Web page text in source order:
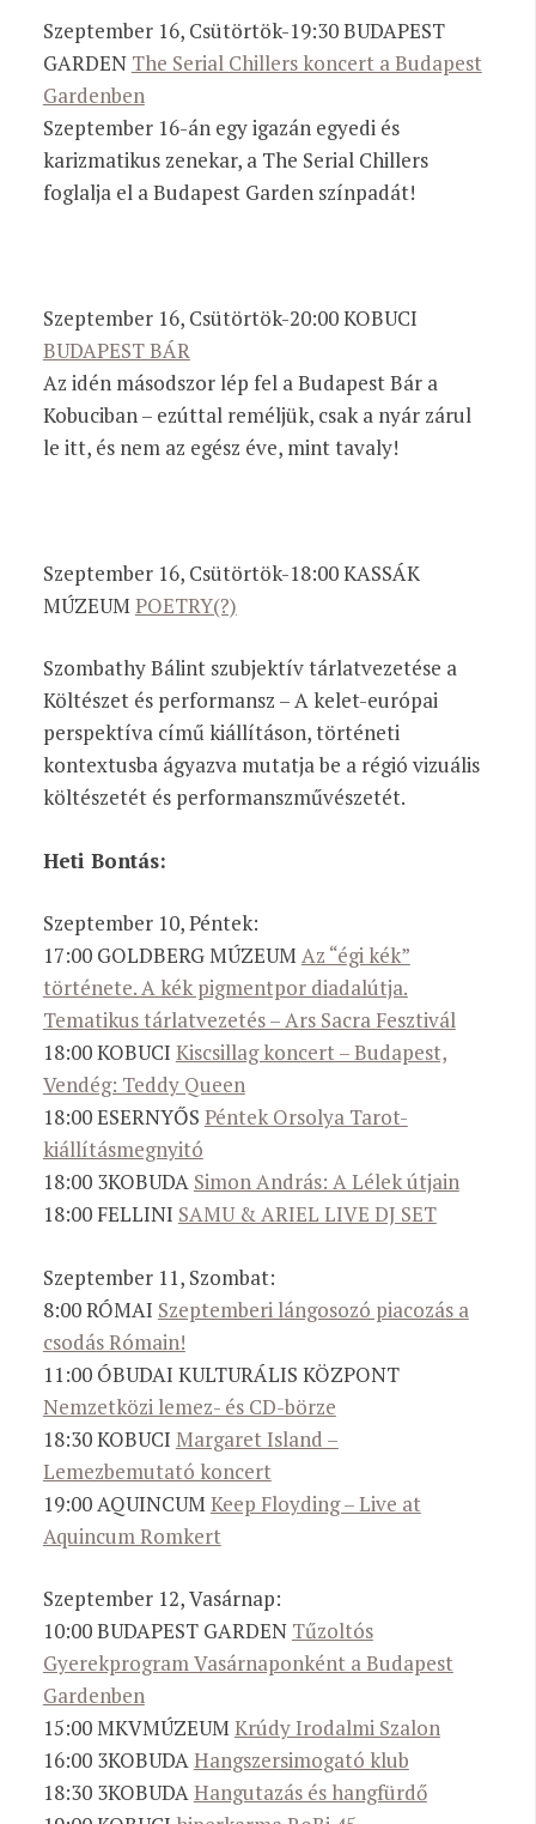
Szeptember 16, Csütörtök-19:30 BUDAPEST
GARDEN The Serial Chillers koncert a Budapest
Gardenben
Szeptember 16-án egy igazán egyedi és
karizmatikus zenekar, a The Serial Chillers
foglalja el a Budapest Garden színpadát!
Szeptember 16, Csütörtök-20:00 KOBUCI
BUDAPEST BÁR
Az idén másodszor lép fel a Budapest Bár a
Kobuciban – ezúttal reméljük, csak a nyár zárul
le itt, és nem az egész éve, mint tavaly!
Szeptember 16, Csütörtök-18:00 KASSÁK
MÚZEUMPOETRY(?)
Szombathy Bálint szubjektív tárlatvezetése a
Költészet és performansz – A kelet-európai
perspektíva című kiállításon, történeti
kontextusba ágyazva mutatja be a régió vizuális
költészetét és performanszművészetét.
Heti Bontás:
Szeptember 10, Péntek:
17:00 GOLDBERG MÚZEUMAz “égi kék”
története. A kék pigmentpor diadalútja.
Tematikus tárlatvezetés – Ars Sacra Fesztivál
18:00 KOBUCI Kiscsillag koncert – Budapest,
Vendég: Teddy Queen
18:00 ESERNYŐS Péntek Orsolya Tarot-
kiállításmegnyitó
18:00 3KOBUDA Simon András: A Lélek útjain
18:00 FELLINI SAMU & ARIEL LIVE DJ SET
Szeptember 11, Szombat:
8:00 RÓMAI Szeptemberi lángosozó piacozás a
csodás Rómain!
11:00 ÓBUDAI KULTURÁLIS KÖZPONT
Nemzetközi lemez- és CD-börze
18:30 KOBUCI Margaret Island –
Lemezbemutató koncert
19:00 AQUINCUMKeep Floyding – Live at
Aquincum Romkert
Szeptember 12, Vasárnap:
10:00 BUDAPEST GARDEN Tűzoltós
Gyerekprogram Vasárnaponként a Budapest
Gardenben
15:00 MKVMÚZEUMKrúdy Irodalmi Szalon
16:00 3KOBUDAHangszersimogató klub
18:30 3KOBUDAHangutazás és hangfürdő